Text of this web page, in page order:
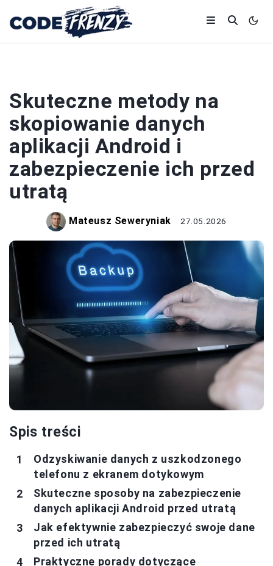
Skuteczne metody na
skopiowanie danych
aplikacji Android i
zabezpieczenie ich przed
utratą
Mateusz Seweryniak 27.05.2026
Spis treści
Odzyskiwanie danych z uszkodzonego
telefonu z ekranem dotykowym
Skuteczne sposoby na zabezpieczenie
danych aplikacji Android przed utratą
Jak efektywnie zabezpieczyć swoje dane
przed ich utratą
Praktyczne porady dotyczące